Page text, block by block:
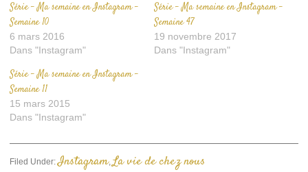
Série – Ma semaine en Instagram –
Semaine 10
6 mars 2016
Dans "Instagram"
Série – Ma semaine en Instagram –
Semaine 47
19 novembre 2017
Dans "Instagram"
Série – Ma semaine en Instagram –
Semaine 11
15 mars 2015
Dans "Instagram"
Filed Under:Instagram,La vie de chez nous